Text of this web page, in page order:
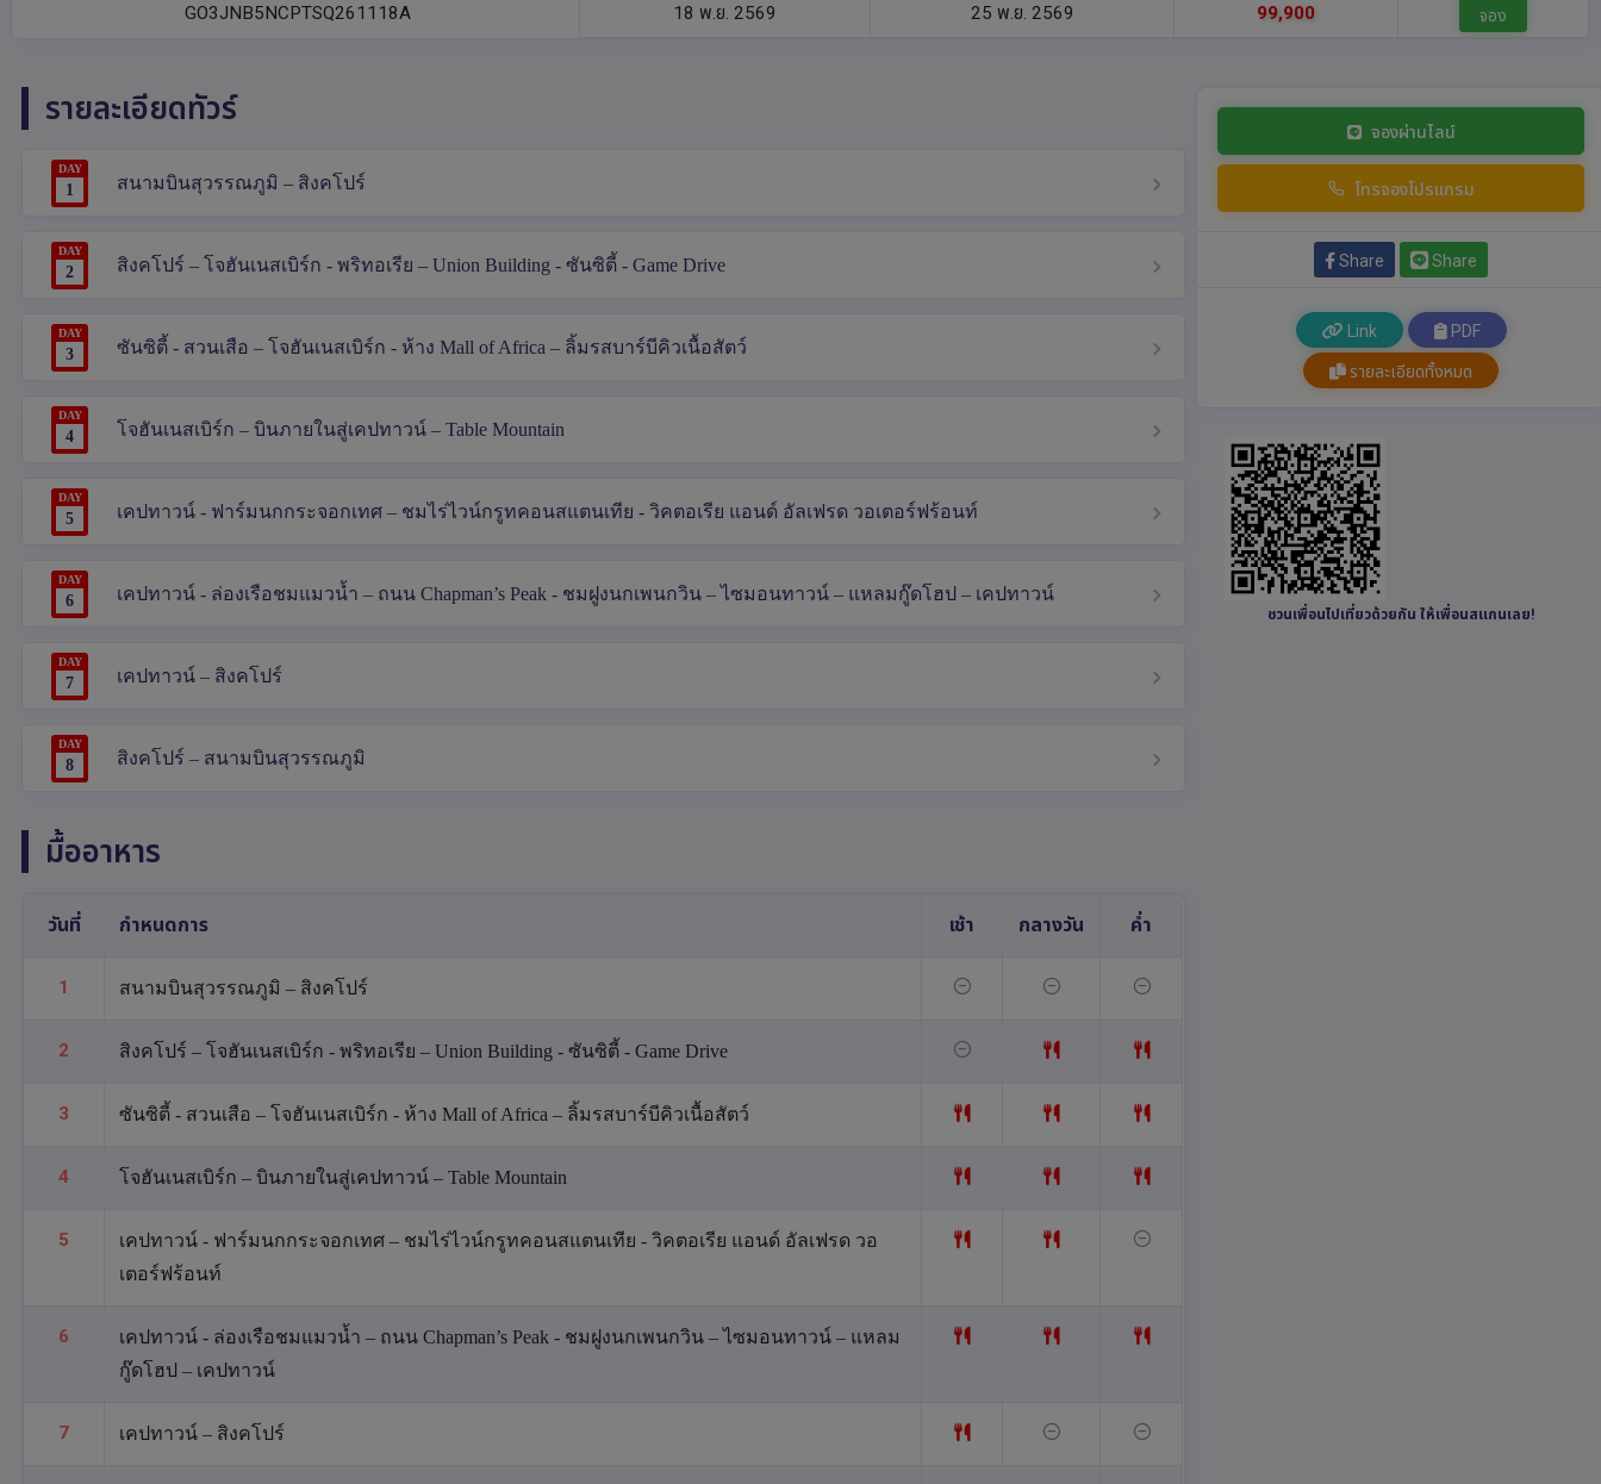
GO3JNB5NCPTSQ261118A 18 พ.ย. 2569 25 พ.ย. 2569 99,900 จอง
รายละเอียดทัวร์
DAY
1 สนามบินสุวรรณภูมิ – สิงคโปร์
DAY
2 สิงคโปร์ – โจฮันเนสเบิร์ก - พริทอเรีย – Union Building - ซันซิตี้ - Game Drive
DAY
3 ซันซิตี้ - สวนเสือ – โจฮันเนสเบิร์ก - ห้าง Mall of Africa – ลิ้มรสบาร์บีคิวเนื้อสัตว์
DAY
4 โจฮันเนสเบิร์ก – บินภายในสู่เคปทาวน์ – Table Mountain
DAY
5 เคปทาวน์ - ฟาร์มนกกระจอกเทศ – ชมไร่ไวน์กรูทคอนสแตนเทีย - วิคตอเรีย แอนด์ อัลเฟรด วอเตอร์ฟร้อนท์
DAY
6 เคปทาวน์ - ล่องเรือชมแมวน้ำ – ถนน Chapman’s Peak - ชมฝูงนกเพนกวิน – ไซมอนทาวน์ – แหลมกู๊ดโฮป – เคปทาวน์
DAY
7 เคปทาวน์ – สิงคโปร์
DAY
8 สิงคโปร์ – สนามบินสุวรรณภูมิ
มื้ออาหาร
วันที่ กำหนดการ เช้า กลางวัน ค่ำ
1 สนามบินสุวรรณภูมิ – สิงคโปร์
2 สิงคโปร์ – โจฮันเนสเบิร์ก - พริทอเรีย – Union Building - ซันซิตี้ - Game Drive
3 ซันซิตี้ - สวนเสือ – โจฮันเนสเบิร์ก - ห้าง Mall of Africa – ลิ้มรสบาร์บีคิวเนื้อสัตว์
4 โจฮันเนสเบิร์ก – บินภายในสู่เคปทาวน์ – Table Mountain
5
เคปทาวน์ - ฟาร์มนกกระจอกเทศ – ชมไร่ไวน์กรูทคอนสแตนเทีย - วิคตอเรีย แอนด์ อัลเฟรด วอ
เตอร์ฟร้อนท์
6
เคปทาวน์ - ล่องเรือชมแมวน้ำ – ถนน Chapman’s Peak - ชมฝูงนกเพนกวิน – ไซมอนทาวน์ – แหลม
กู๊ดโฮป – เคปทาวน์
7 เคปทาวน์ – สิงคโปร์
จองผ่านไลน์
โทรจองโปรแกรม
Share Share
Link PDF
รายละเอียดทั้งหมด
ชวนเพื่อนไปเที่ยวด้วยกัน ให้เพื่อนสแกนเลย!